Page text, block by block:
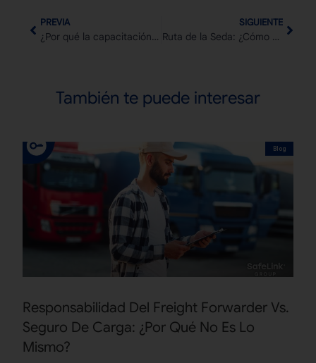
PREVIA
¿Por qué la capacitación es esencial para la gestión de riesgos logísticos?
SIGUIENTE
Ruta de la Seda: ¿Cómo surgió y qué impacto tuvo en la economía mundial?
También te puede interesar
Blog
Responsabilidad Del Freight Forwarder Vs.
Seguro De Carga: ¿Por Qué No Es Lo
Mismo?